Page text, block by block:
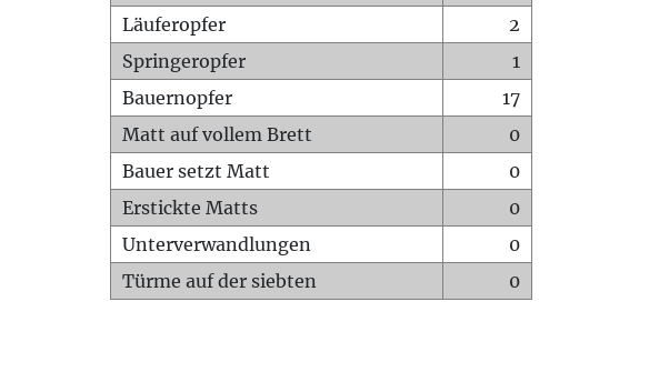
Läuferopfer
2
Springeropfer
1
Bauernopfer
17
Matt auf vollem Brett
0
Bauer setzt Matt
0
Erstickte Matts
0
Unterverwandlungen
0
Türme auf der siebten
0